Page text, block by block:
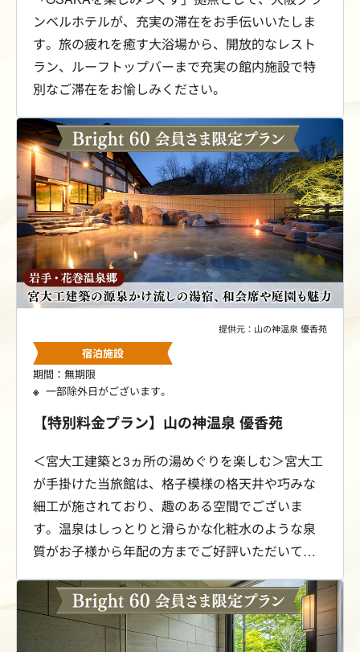
ンベルホテルが、充実の滞在をお手伝いいたしま
す。旅の疲れを癒す大浴場から、開放的なレスト
ラン、ルーフトップバーまで充実の館内施設で特
別なご滞在をお愉しみください。
提供元：山の神温泉 優香苑
宿泊施設
期間：無期限
一部除外日がございます。
【特別料金プラン】山の神温泉 優香苑
＜宮大工建築と3ヵ所の湯めぐりを楽しむ＞宮大工
が手掛けた当旅館は、格子模様の格天井や巧みな
細工が施されており、趣のある空間でございま
す。温泉はしっとりと滑らかな化粧水のような泉
質がお子様から年配の方までご好評いただいてい
が、雰囲気が異なり、季節によって風景が変化し
ます。木のぬくもりに包まれたゆるやかな時間を
存分にご堪能ください。